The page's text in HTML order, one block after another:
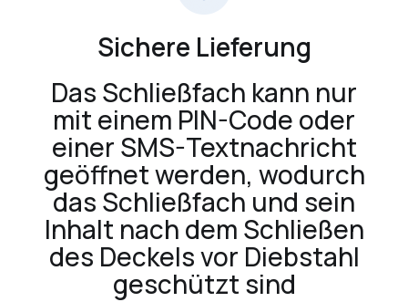
Sichere Lieferung
Das Schließfach kann nur
mit einem PIN-Code oder
einer SMS-Textnachricht
geöffnet werden, wodurch
das Schließfach und sein
Inhalt nach dem Schließen
des Deckels vor Diebstahl
geschützt sind